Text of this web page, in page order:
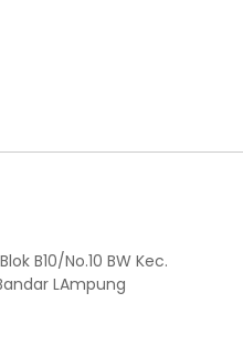
B10/No.10 BW Kec.
LAmpung